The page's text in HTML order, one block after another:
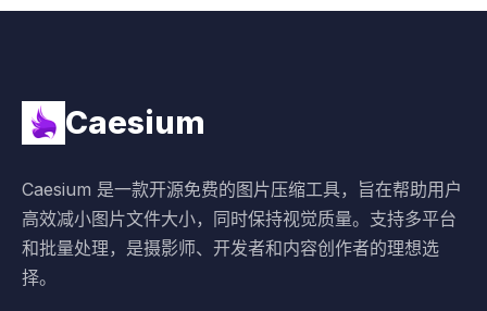
Caesium
Caesium 是一款开源免费的图片压缩工具，旨在帮助用户
高效减小图片文件大小，同时保持视觉质量。支持多平台
和批量处理，是摄影师、开发者和内容创作者的理想选
择。